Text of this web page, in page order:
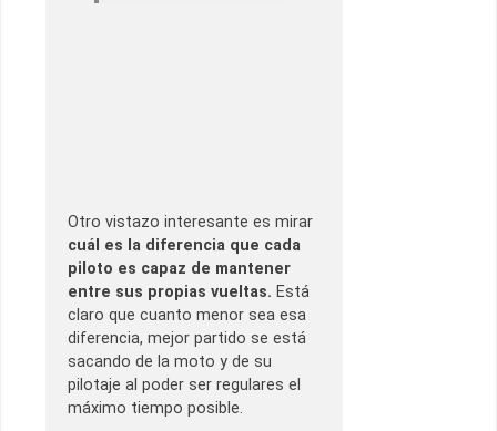
Otro vistazo interesante es mirar
cuál es la diferencia que cada
piloto es capaz de mantener
entre sus propias vueltas. Está
claro que cuanto menor sea esa
diferencia, mejor partido se está
sacando de la moto y de su
pilotaje al poder ser regulares el
máximo tiempo posible.